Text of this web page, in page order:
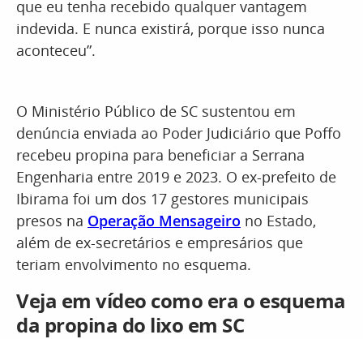
que eu tenha recebido qualquer vantagem
indevida. E nunca existirá, porque isso nunca
aconteceu”.
O Ministério Público de SC sustentou em
denúncia enviada ao Poder Judiciário que Poffo
recebeu propina para beneficiar a Serrana
Engenharia entre 2019 e 2023. O ex-prefeito de
Ibirama foi um dos 17 gestores municipais
presos na Operação Mensageiro no Estado,
além de ex-secretários e empresários que
teriam envolvimento no esquema.
Veja em vídeo como era o esquema
da propina do lixo em SC